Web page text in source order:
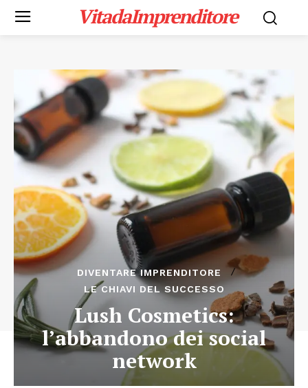
VitadaImprenditore
DIVENTARE IMPRENDITORE
LE CHIAVI DEL SUCCESSO
Lush Cosmetics:
l’abbandono dei social
network